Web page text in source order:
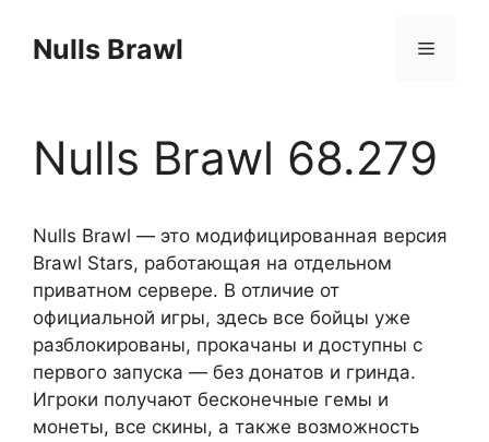
содержимому
Nulls Brawl Меню
Nulls Brawl 68.279
Nulls Brawl — это модифицированная версия
Brawl Stars, работающая на отдельном
приватном сервере. В отличие от
официальной игры, здесь все бойцы уже
разблокированы, прокачаны и доступны с
первого запуска — без донатов и гринда.
Игроки получают бесконечные гемы и
монеты, все скины, а также возможность